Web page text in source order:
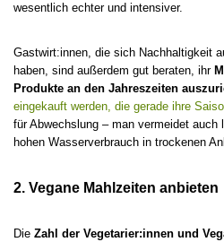
wesentlich echter und intensiver.
Gastwirt:innen, die sich Nachhaltigkeit
haben, sind außerdem gut beraten, ihr
Produkte an den Jahreszeiten
eingekauft werden, die gerade ihre
für Abwechslung – man vermeidet auch
hohen Wasserverbrauch in trockenen
2. Vegane Mahlzeiten anbieten
Die Zahl der Vegetarier:innen und